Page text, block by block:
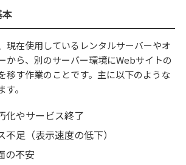
現在使用しているレンタルサーバーやオ
から、別のサーバー環境にWebサイトの
移す作業のことです。主に以下のような
。
化やサービス終了
不足（表示速度の低下）
の不安